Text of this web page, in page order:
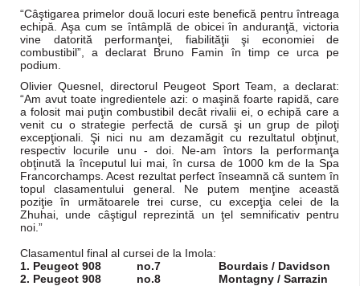
“Câştigarea primelor două locuri este benefică pentru întreaga
echipă. Aşa cum se întâmplă de obicei în anduranţă, victoria
vine datorită performanţei, fiabilităţii şi economiei de
combustibil”, a declarat Bruno Famin în timp ce urca pe
podium.
Olivier Quesnel, directorul Peugeot Sport Team, a declarat:
“Am avut toate ingredientele azi: o maşină foarte rapidă, care
a folosit mai puţin combustibil decât rivalii ei, o echipă care a
venit cu o strategie perfectă de cursă şi un grup de piloţi
excepţionali. Şi nici nu am dezamăgit cu rezultatul obţinut,
respectiv locurile unu - doi. Ne-am întors la performanţa
obţinută la începutul lui mai, în cursa de 1000 km de la Spa
Francorchamps. Acest rezultat perfect înseamnă că suntem în
topul clasamentului general. Ne putem menţine această
poziţie în următoarele trei curse, cu excepţia celei de la
Zhuhai, unde câştigul reprezintă un ţel semnificativ pentru
noi.”
Clasamentul final al cursei de la Imola:
1. Peugeot 908 no.7 Bourdais / Davidson
2. Peugeot 908 no.8 Montagny / Sarrazin